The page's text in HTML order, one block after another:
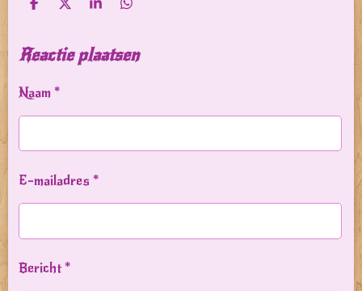
D
e
n
D
l
S
r
e
D
e
n
Reactie plaatsen
Naam *
E-mailadres *
Bericht *